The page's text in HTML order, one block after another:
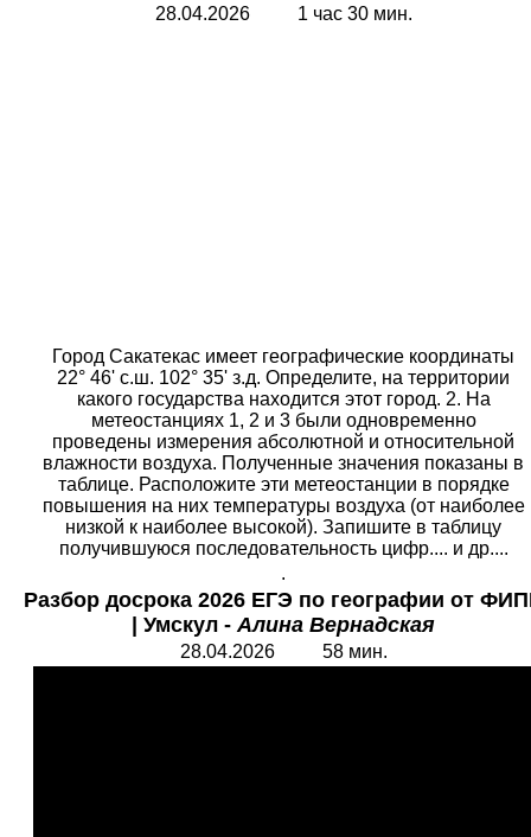
28.04.2026 1 час 30 мин.
Город Сакатекас имеет географические координаты
22° 46' с.ш. 102° 35' з.д. Определите, на территории
какого государства находится этот город. 2. На
метеостанциях 1, 2 и 3 были одновременно
проведены измерения абсолютной и относительной
влажности воздуха. Полученные значения показаны в
таблице. Расположите эти метеостанции в порядке
повышения на них температуры воздуха (от наиболее
низкой к наиболее высокой). Запишите в таблицу
получившуюся последовательность цифр.... и др....
.
Разбор досрока 2026 ЕГЭ по географии от
Умскул -Алина Вернадская
28.04.2026 58 мин.